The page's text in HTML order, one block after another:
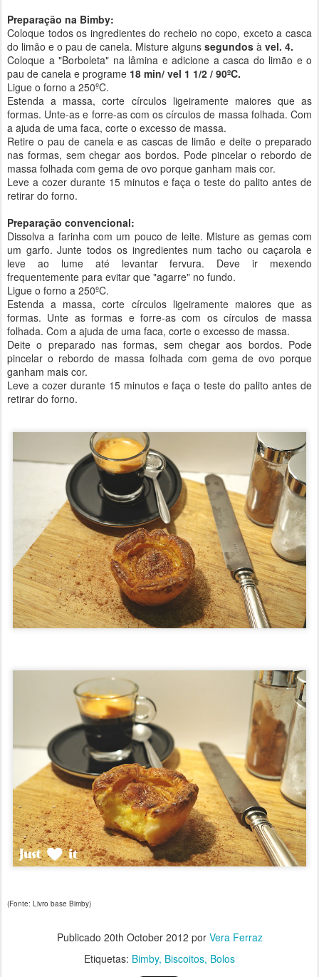
Preparação na Bimby:
Coloque todos os ingredientes do recheio no copo, exceto a casca
do limão e o pau de canela. Misture alguns segundos à vel. 4.
Coloque a "Borboleta" na lâmina e adicione a casca do limão e o
pau de canela e programe 18 min/ vel 1 1/2 / 90ºC.
Ligue o forno a 250ºC.
Estenda a massa, corte círculos ligeiramente maiores que as
formas. Unte-as e forre-as com os círculos de massa folhada. Com
a ajuda de uma faca, corte o excesso de massa.
Retire o pau de canela e as cascas de limão e deite o preparado
nas formas, sem chegar aos bordos. Pode pincelar o rebordo de
massa folhada com gema de ovo porque ganham mais cor.
Leve a cozer durante 15 minutos e faça o teste do palito antes de
retirar do forno.
Preparação convencional:
Dissolva a farinha com um pouco de leite. Misture as gemas com
um garfo. Junte todos os ingredientes num tacho ou caçarola e
leve ao lume até levantar fervura. Deve ir mexendo
frequentemente para evitar que "agarre" no fundo.
Ligue o forno a 250ºC.
Estenda a massa, corte círculos ligeiramente maiores que as
formas. Unte as formas e forre-as com os círculos de massa
folhada. Com a ajuda de uma faca, corte o excesso de massa.
Deite o preparado nas formas, sem chegar aos bordos. Pode
pincelar o rebordo de massa folhada com gema de ovo porque
ganham mais cor.
Leve a cozer durante 15 minutos e faça o teste do palito antes de
retirar do forno.
(Fonte: Livro base Bimby)
Publicado 20th October 2012 por Vera Ferraz
Etiquetas: Bimby Biscoitos Bolos